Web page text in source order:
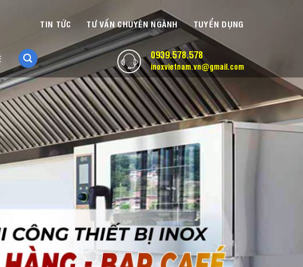
0939.578.578
inoxvietnam.vn@gmail.com
TIN TỨC TƯ VẤN CHUYÊN NGÀNH TUYỂN DỤNG